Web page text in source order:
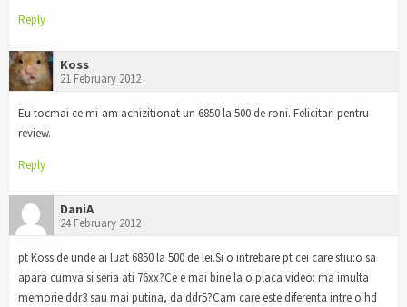
Reply
Koss
21 February 2012
Eu tocmai ce mi-am achizitionat un 6850 la 500 de roni. Felicitari pentru
review.
Reply
DaniA
24 February 2012
pt Koss:de unde ai luat 6850 la 500 de lei.Si o intrebare pt cei care stiu:o sa
apara cumva si seria ati 76xx?Ce e mai bine la o placa video: ma imulta
memorie ddr3 sau mai putina, da ddr5?Cam care este diferenta intre o hd